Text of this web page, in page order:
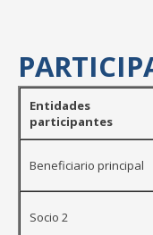
Entidades
participantes
Beneficiario principal
Socio 2